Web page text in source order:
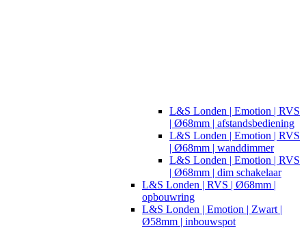
L&S Londen | Emotion | RVS
| Ø68mm | afstandsbediening
L&S Londen | Emotion | RVS
| Ø68mm | wanddimmer
L&S Londen | Emotion | RVS
| Ø68mm | dim schakelaar
L&S Londen | RVS | Ø68mm |
opbouwring
L&S Londen | Emotion | Zwart |
Ø58mm | inbouwspot